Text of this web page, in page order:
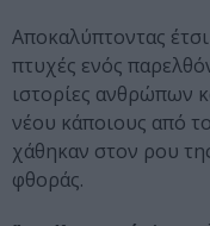
Αποκαλύπτοντας
πτυχές ενός
ιστορίες ανθρώπων
νέου κάποιους από
χάθηκαν στον ρου
φθοράς.